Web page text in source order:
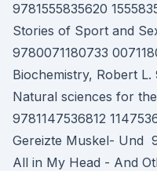
9781555835620
Stories of Sport and
9780071180733
Biochemistry, Robert
Natural sciences for
9781147536812
Gereizte Muskel- Und
All in My Head - And